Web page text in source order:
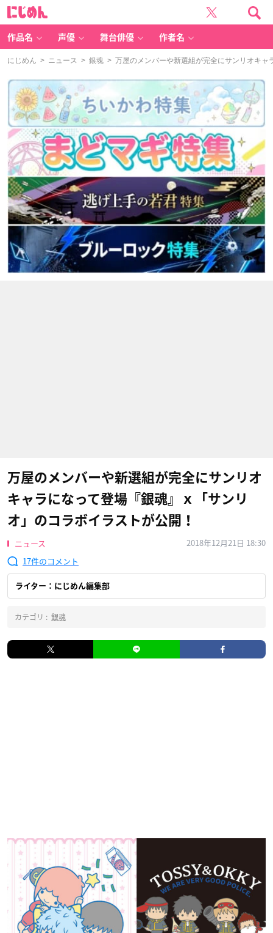
作品名 声優 舞台俳優 作者名
にじめん > ニュース > 銀魂 > 万屋のメンバーや新選組が完全にサンリオキャ
万屋のメンバーや新選組が完全にサンリオ
キャラになって登場『銀魂』ｘ「サンリ
オ」のコラボイラストが公開！
ニュース
2018年12月21日 18:30
17
ライター：にじめん編集部
カテゴリ : 銀魂